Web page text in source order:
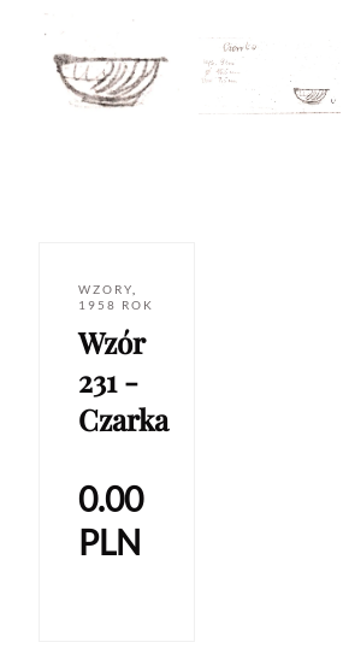
WZORY
1958 ROK
Wzór
231 -
Czarka
0.00
PLN